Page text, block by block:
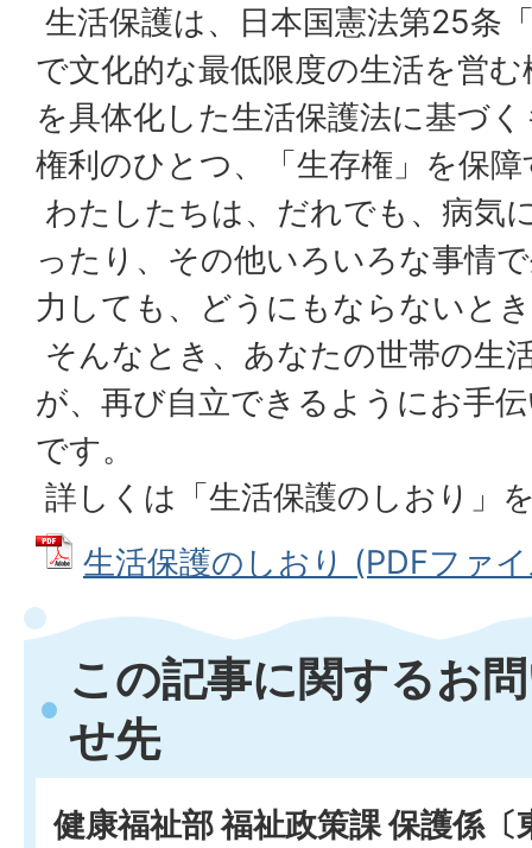
生活保護は、日本国憲法第25条
で文化的な最低限度の生活を営
を具体化した生活保護法に基づ
権利のひとつ、「生存権」を保
わたしたちは、だれでも、病気
ったり、その他いろいろな事情
力しても、どうにもならないと
そんなとき、あなたの世帯の生
が、再び自立できるようにお手
です。
詳しくは「生活保護のしおり」
生活保護のしおり (PDFファ
この記事に関するお
せ先
健康福祉部 福祉政策課 保護係〔